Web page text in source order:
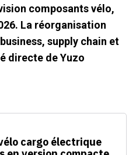
composants vélo,
La réorganisation
supply chain et
directe de Yuzo